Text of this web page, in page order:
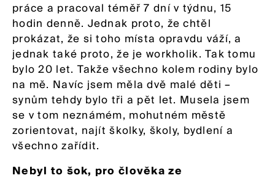
práce a pracoval téměř 7 dní v týdnu, 15
hodin denně. Jednak proto, že chtěl
prokázat, že si toho místa opravdu váží, a
jednak také proto, že je workholik. Tak tomu
bylo 20 let. Takže všechno kolem rodiny bylo
na mě. Navíc jsem měla dvě malé děti –
synům tehdy bylo tři a pět let. Musela jsem
se v tom neznámém, mohutném městě
zorientovat, najít školky, školy, bydlení a
všechno zařídit.
Nebyl to šok, pro člověka ze